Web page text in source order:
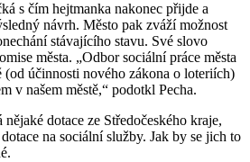
s čím hejtmanka nakonec přijde a
návrh. Město pak zváží možnost
stávajícího stavu. Své slovo
města. „Odbor sociální práce města
(od účinnosti nového zákona o loteriích)
v našem městě,“ podotkl Pecha.
dotace ze Středočeského kraje,
na sociální služby. Jak by se jich to